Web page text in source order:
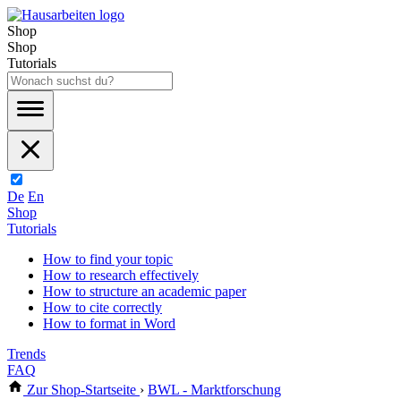
Shop
Shop
Tutorials
De En
Shop
Tutorials
How to find your topic
How to research effectively
How to structure an academic paper
How to cite correctly
How to format in Word
Trends
FAQ
Zur Shop-Startseite › BWL - Marktforschung